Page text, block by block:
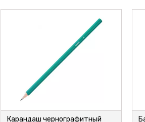
Карандаш чернографитный